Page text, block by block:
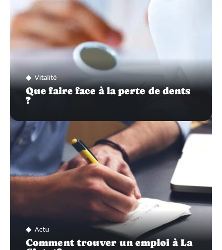
Vitalité
Que faire face à la perte de dents
?
Actu
Comment trouver un emploi à La